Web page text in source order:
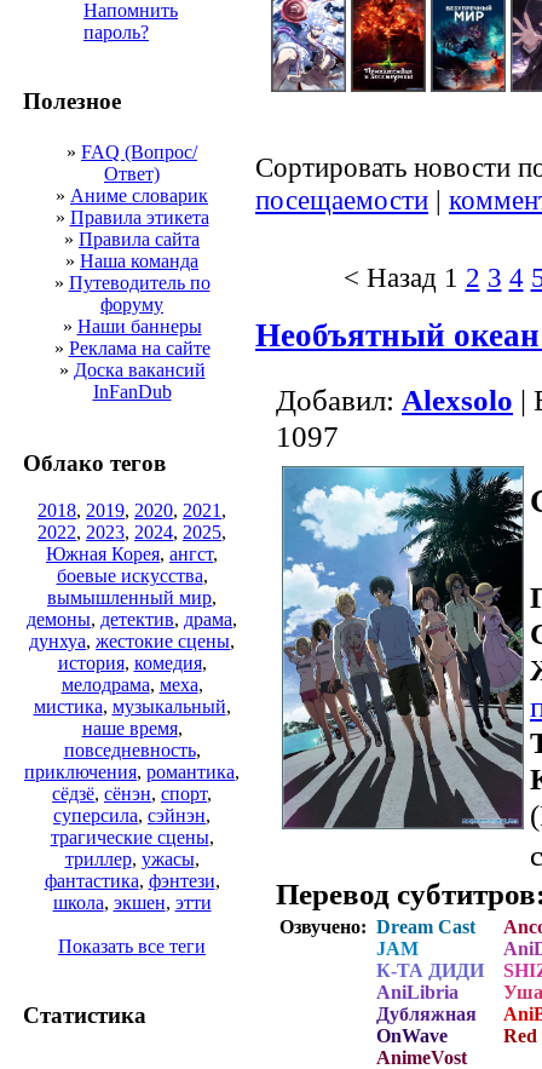
Напомнить
пароль?
Полезное
» FAQ (Вопрос/
Ответ)
» Аниме словарик
» Правила этикета
» Правила сайта
» Наша команда
» Путеводитель по
форуму
» Наши баннеры
» Реклама на сайте
» Доска вакансий
InFanDub
Облако тегов
2018, 2019, 2020, 2021 ,
2022, 2023, 2024, 2025,
Южная Корея, ангст,
боевые искусства,
вымышленный мир,
демоны, детектив, драма,
дунхуа, жестокие сцены,
история, комедия,
мелодрама, меха,
мистика, музыкальный,
наше время,
повседневность,
приключения, романтика,
сёдзё, сёнэн, спорт,
суперсила, сэйнэн,
трагические сцены,
триллер, ужасы,
фантастика, фэнтези,
школа, экшен, этти
Показать все теги
Статистика
Сортировать новости
посещаемости |
< Назад 1 2 3 4
Необъятный
Добавил: Alexsolo |
1097
Перевод
Озвучено: Dream Cast
JAM
К-ТА ДИДИ
AniLibria
Дубляжная
OnWave
AnimeVost
Red